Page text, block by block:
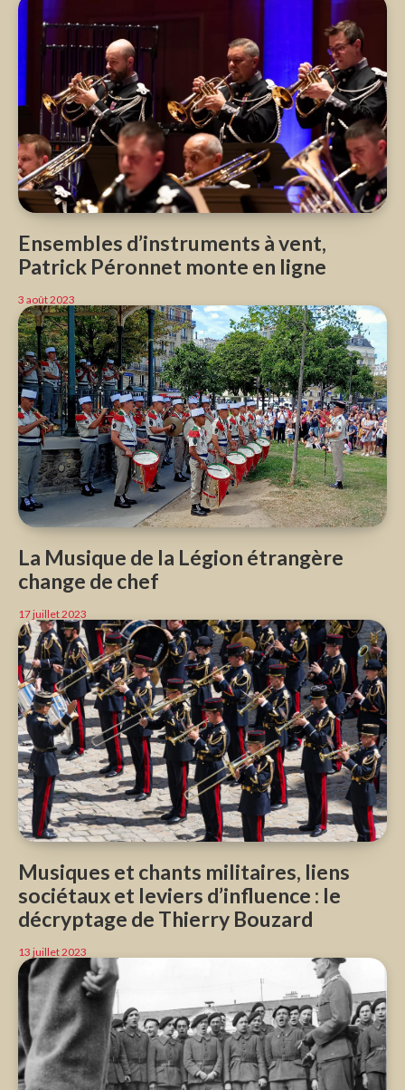
Ensembles d’instruments à vent,
Patrick Péronnet monte en ligne
3 août 2023
La Musique de la Légion étrangère
change de chef
17 juillet 2023
Musiques et chants militaires, liens
sociétaux et leviers d’influence : le
décryptage de Thierry Bouzard
13 juillet 2023